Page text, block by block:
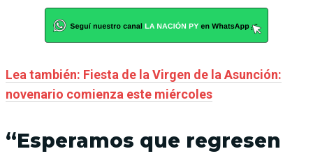
Lea también: Fiesta de la Virgen de la Asunción:
novenario comienza este miércoles
“Esperamos que regresen